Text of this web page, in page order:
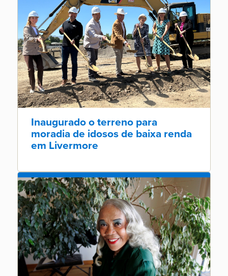
Inaugurado o terreno para
moradia de idosos de baixa renda
em Livermore